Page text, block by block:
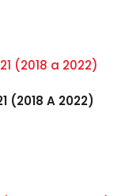
(2018 A 2022)